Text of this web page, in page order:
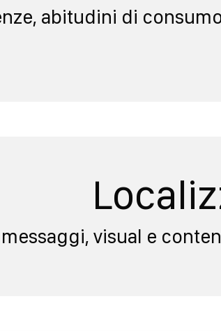
abitudini di
visual e